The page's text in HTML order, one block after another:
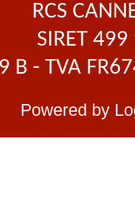
RCS
SIRET
B - TVA
Powered by